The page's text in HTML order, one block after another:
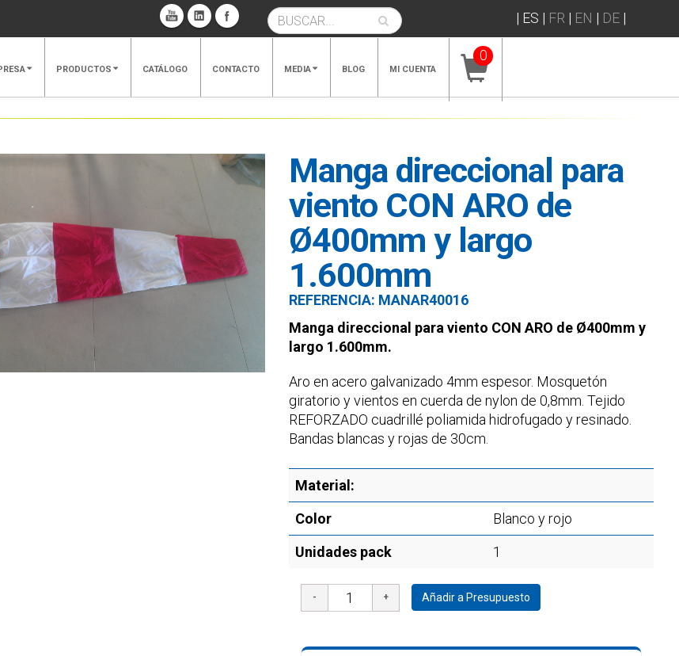
| ES | FR | EN | DE|
PRODUCTOS CATÁLOGO CONTACTO MEDIA BLOG MI CUENTA
0
Manga direccional para
viento CON ARO de
Ø400mm y largo
1.600mm
REFERENCIA: MANAR40016
Manga direccional para viento CON ARO de Ø400mm y
largo 1.600mm.
Aro en acero galvanizado 4mm espesor. Mosquetón
giratorio y vientos en cuerda de nylon de 0,8mm. Tejido
REFORZADO cuadrillé poliamida hidrofugado y resinado.
Bandas blancas y rojas de 30cm.
Material:
Color
Blanco y rojo
Unidades pack
1
Añadir a Presupuesto